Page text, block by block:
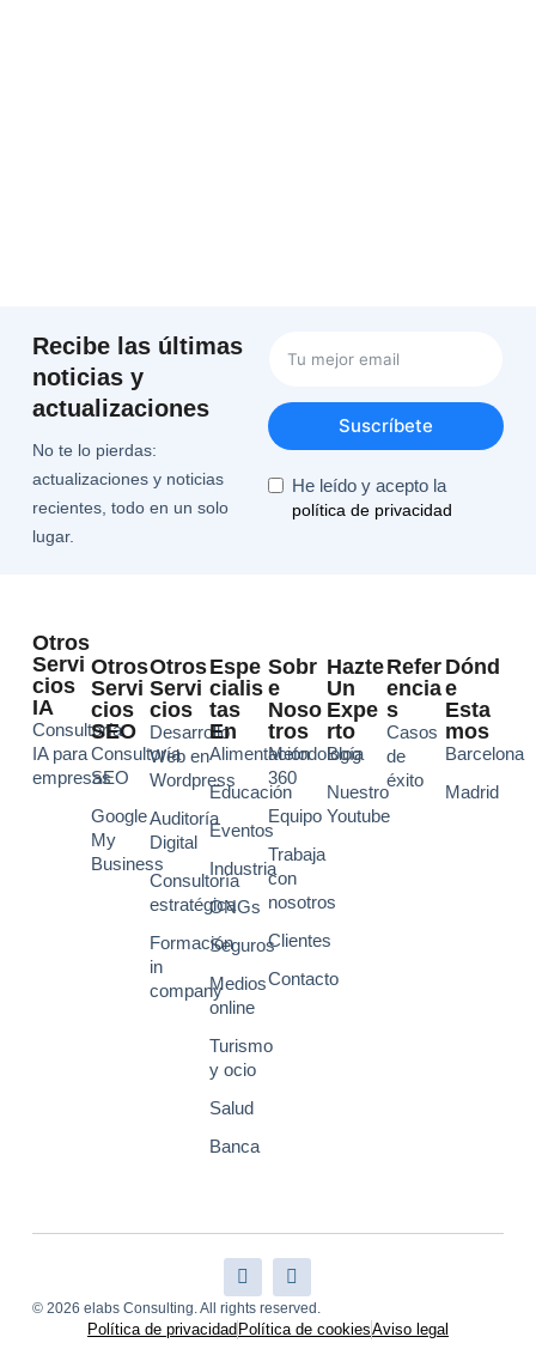
Recibe las últimas
noticias y
actualizaciones
No te lo pierdas:
actualizaciones y noticias
recientes, todo en un solo
lugar.
Suscríbete
He leído y acepto la
política de privacidad
Otros
Servi
Cios
IA
Consultoría
IA para
empresas
Otros
Servi
Cios
SEO
Consultoría
SEO
Google
My
Business
Otros
Servi
Cios
Desarrollo
Web en
Wordpress
Auditoría
Digital
Consultoría
estratégica
Formación
in
company
Espe
Cialis
Tas
En
Alimentación
Educación
Eventos
Industria
ONGs
Seguros
Medios
online
Turismo
y ocio
Salud
Banca
Sobr
E
Noso
Tros
Metodología
360
Equipo
Trabaja
con
nosotros
Clientes
Contacto
Hazte
Un
Expe
Rto
Blog
Nuestro
Youtube
Refer
Encia
S
Casos
de
éxito
Dónd
E
Esta
Mos
Barcelona
Madrid
© 2026 elabs Consulting. All rights reserved.
Política de privacidad Política de cookiesAviso legal